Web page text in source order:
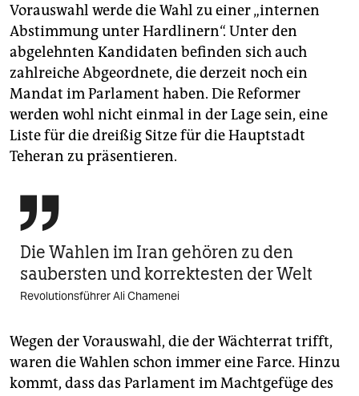
Vorauswahl werde die Wahl zu einer „internen
Abstimmung unter Hardlinern“. Unter den
abgelehnten Kandidaten befinden sich auch
zahlreiche Abgeordnete, die derzeit noch ein
Mandat im Parlament haben. Die Reformer
werden wohl nicht einmal in der Lage sein, eine
Liste für die dreißig Sitze für die Hauptstadt
Teheran zu präsentieren.

Die Wahlen im Iran gehören zu den
saubersten und korrektesten der Welt
Revolutionsführer Ali Chamenei
Wegen der Vorauswahl, die der Wächterrat trifft,
waren die Wahlen schon immer eine Farce. Hinzu
kommt, dass das Parlament im Machtgefüge des